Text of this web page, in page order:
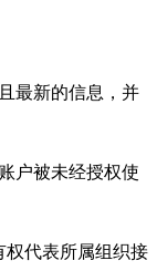
最新的信息，并
户被未经授权使
权代表所属组织接